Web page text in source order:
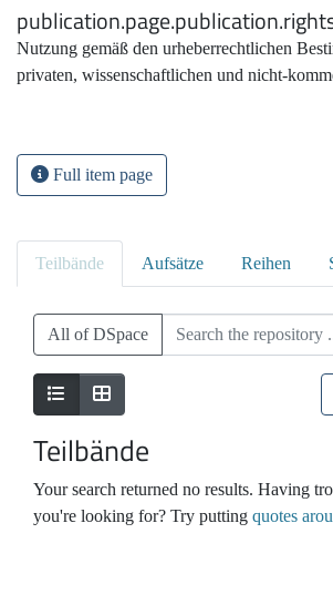
Nutzung gemäß den urheberrechtlichen
privaten, wissenschaftlichen und nicht-
Full item page
Teilbände Aufsätze Reihen
All of DSpace
Teilbände
Your search returned no results. Having
you're looking for? Try putting quotes